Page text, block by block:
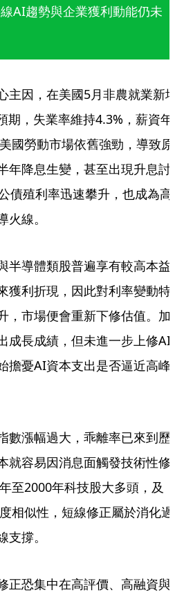
AI趨勢與企業獲利動能仍未
主因，在美國5月非農就業新
期，失業率維持4.3%，薪資年
國勞動市場依舊強勁，導致原
年降息生變，甚至出現升息討
債殖利率迅速攀升，也成為高
線。
半導體類股普遍享有較高本益
獲利折現，因此對利率變動特
，市場便會重新下修估值。加
成長成績，但未進一步上修AI
擔憂AI資本支出是否逼近高峰
數漲幅過大，乖離率已來到歷
就容易因消息面觸發技術性修
至2000年科技股大多頭，及
相似性，短線修正屬於消化過
撐。
正恐集中在高評價、高融資與